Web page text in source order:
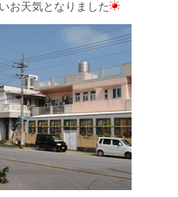
お天気となりました